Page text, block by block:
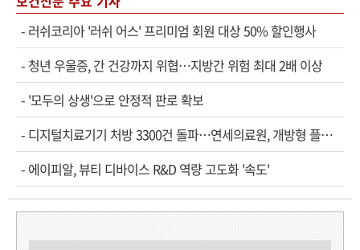
- 러쉬코리아 '러쉬 어스' 프리미엄 회원 대상 50% 할인행사
- 청년 우울증, 간 건강까지 위협…지방간 위험 최대 2배 이상
- '모두의 상생'으로 안정적 판로 확보
- 디지털치료기기 처방 3300건 돌파…연세의료원, 개방형 플랫폼 성과 공개
- 에이피알, 뷰티 디바이스 R&D 역량 고도화 '속도'